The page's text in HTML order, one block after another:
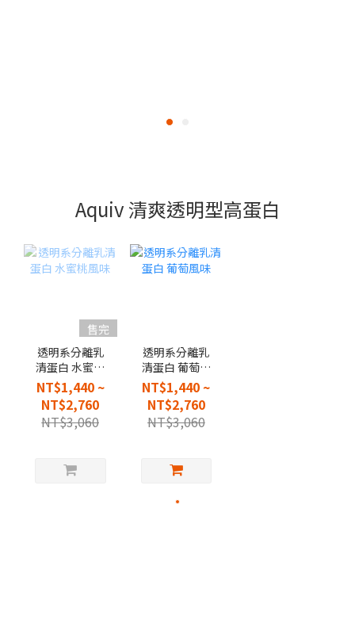
Aquiv 清爽透明型高蛋白
售完
透明系分離乳
清蛋白 水蜜桃
風味
NT$1,440 ~
NT$2,760
NT$3,060
透明系分離乳
清蛋白 葡萄風
味
NT$1,440 ~
NT$2,760
NT$3,060